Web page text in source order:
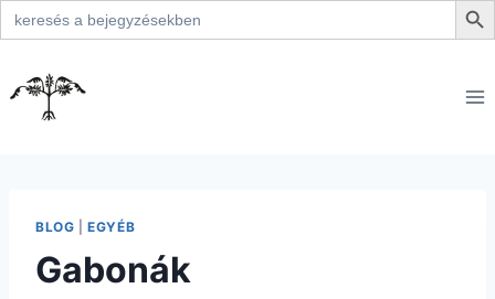
Search
for:
content
BLOG |EGYÉB
Gabonák